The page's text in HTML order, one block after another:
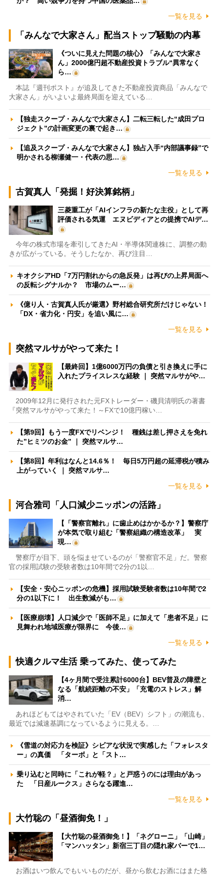
一覧を見る
「みんなで大家さん」配当ストップ騒動の内幕
《ついに見えた問題の核心》「みんなで大家さ
ん」2000億円超不動産投資トラブル“異常なく
ら…
本誌『週刊ポスト』が追及してきた不動産投資商品「みんなで
大家さん」がいよいよ最終局面を迎えている…
【独走スクープ・みんなで大家さん】二転三転した“成田プロ
ジェクト”の計画変更の裏で起き…
【追及スクープ・みんなで大家さん】独占入手“内部議事録”で
明かされる柳瀬健一・代表の思…
一覧を見る
古賀真人「発掘！好決算銘柄」
三菱重工が「AIインフラの新たな主役」として再
評価される気運 エヌビディアとの提携でAIデ…
今年の株式市場を牽引してきたAI・半導体関連株に、調整の動
きが広がっている。そうしたなか、再び注目…
キオクシアHD「7万円割れからの急反発」は再びの上昇局面へ
の反転シグナルか？ 市場のムー…
《億り人・古賀真人氏が厳選》野村総合研究所だけじゃない！
「DX・省力化・円安」を追い風に…
一覧を見る
突然マルサがやって来た！
【最終回】1億6000万円の負債と引き換えに手に
入れたプライスレスな経験 ｜ 突然マルサがや…
2009年12月に発行された元FXトレーダー・磯貝清明氏の著書
『突然マルサがやって来た！～FXで10億円稼い…
【第9回】もう一度FXでリベンジ！ 種銭は差し押さえを免れ
た”ヒミツのお金” ｜ 突然マルサ…
【第8回】年利はなんと14.6％！ 毎日5万円超の延滞税が積み
上がっていく ｜ 突然マルサ…
一覧を見る
河合雅司「人口減少ニッポンの活路」
【「警察官離れ」に歯止めはかかるか？】警察庁
が本気で取り組む「警察組織の構造改革」 実
現…
警察庁が目下、頭を悩ませているのが「警察官不足」だ。警察
官の採用試験の受験者数は10年間で2分の1以…
【安全・安心ニッポンの危機】採用試験受験者数は10年間で2
分の1以下に！ 出生数減がも…
【医療崩壊】人口減少で「医師不足」に加えて「患者不足」に
見舞われ地域医療が限界に 今後…
一覧を見る
快適クルマ生活 乗ってみた、使ってみた
【4ヶ月間で受注累計6000台】BEV普及の障壁と
なる「航続距離の不安」「充電のストレス」解
消…
あれほどもてはやされていた「EV（BEV）シフト」の潮流も、
最近では減速基調になっているように見える。…
《雪道の対応力を検証》シビアな状況で実感した「フォレスタ
ー」の真価 「ターボ」と「スト…
乗り込むと同時に「これが軽？」と戸惑うのには理由があっ
た 「日産ルークス」さらなる躍進…
一覧を見る
大竹聡の「昼酒御免！」
【大竹聡の昼酒御免！】「ネグローニ」「山崎」
「マンハッタン」新宿三丁目の隠れ家バーで1…
お酒はいつ飲んでもいいものだが、昼から飲むお酒にはまた格